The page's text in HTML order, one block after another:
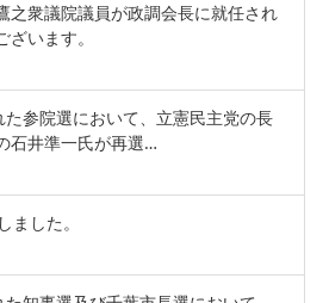
之衆議院議員が政調会長に就任され
います。
参院選において、立憲民主党の長
石井準一氏が再選…
ました。